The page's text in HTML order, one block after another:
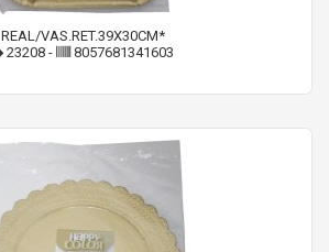
REAL/VAS.RET.39X30CM*
23208 - 8057681341603